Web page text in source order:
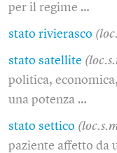
per il regime …
stato rivierasco
stato satellite
politica,
una potenza …
stato settico
paziente affetto da